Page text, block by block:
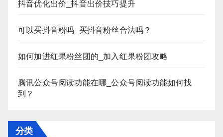
抖音优化出价_抖音出价技巧提升
可以买抖音粉吗_买抖音粉丝合法吗？
如何加进红果粉丝团的_加入红果粉团攻略
腾讯公众号阅读功能在哪_公众号阅读功能如何找
到？
分类